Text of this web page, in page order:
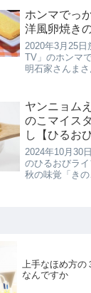
を使った超簡
メレンゲが簡単
ホンマでっ
洋風卵焼き
2020年3月25
TV」のホンマ
明石家さんま
す。ここでは
介！
ヤンニョム
のこマイス
し【ひるおび
2024年10月30
のひるおびライ
秋の味覚「き
上手なほめ方
なんですか